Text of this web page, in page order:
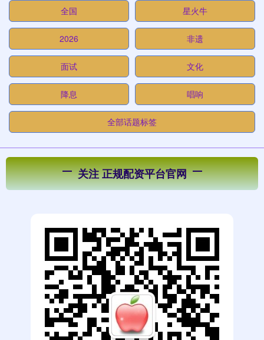
全国 星火牛
2026 非遗
面试 文化
降息 唱响
全部话题标签
关注 正规配资平台官网